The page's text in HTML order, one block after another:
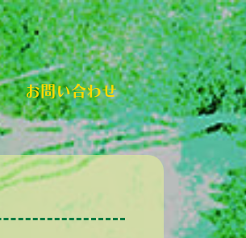
お問い合わせ